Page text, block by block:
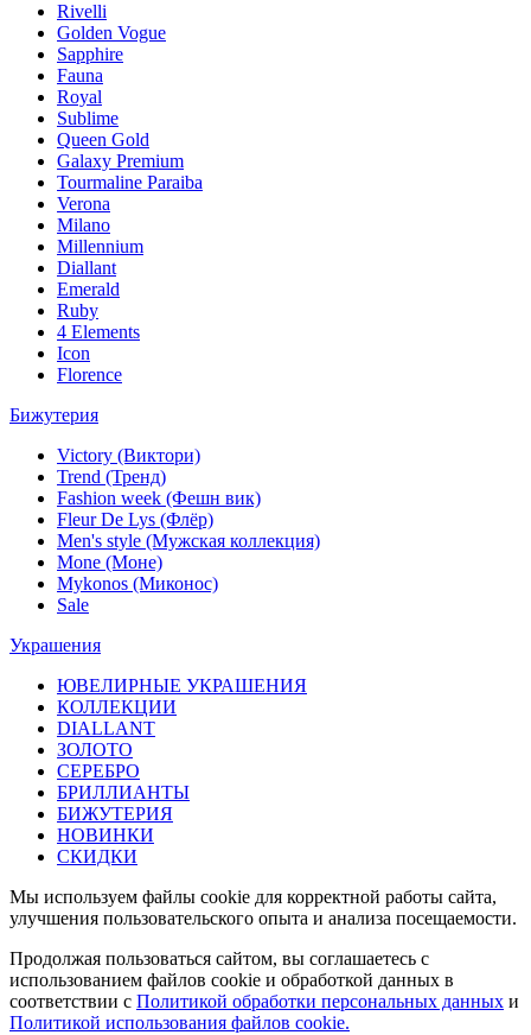
Rivelli
Golden Vogue
Sapphire
Fauna
Royal
Sublime
Queen Gold
Galaxy Premium
Tourmaline Paraiba
Verona
Milano
Millennium
Diallant
Emerald
Ruby
4 Elements
Icon
Florence
Бижутерия
Victory (Виктори)
Trend (Тренд)
Fashion week (Фешн вик)
Fleur De Lys (Флёр)
Men's style (Мужская коллекция)
Mone (Моне)
Mykonos (Миконос)
Sale
Украшения
ЮВЕЛИРНЫЕ УКРАШЕНИЯ
КОЛЛЕКЦИИ
DIALLANT
ЗОЛОТО
СЕРЕБРО
БРИЛЛИАНТЫ
БИЖУТЕРИЯ
НОВИНКИ
СКИДКИ
Мы используем файлы cookie для корректной работы сайта,
улучшения пользовательского опыта и анализа посещаемости.
Продолжая пользоваться сайтом, вы соглашаетесь с
использованием файлов cookie и обработкой данных в
соответствии с Политикой обработки персональных данных и
Политикой использования файлов cookie.